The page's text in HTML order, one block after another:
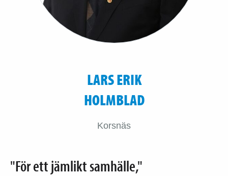
LARS ERIK
HOLMBLAD
Korsnäs
"För ett jämlikt samhälle,"